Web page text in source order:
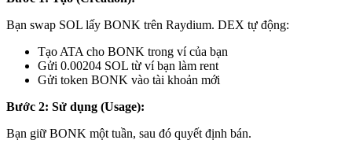
Bạn swap SOL lấy BONK trên Raydium. DEX tự động:
Tạo ATA cho BONK trong ví của bạn
Gửi 0.00204 SOL từ ví bạn làm rent
Gửi token BONK vào tài khoản mới
Bước 2: Sử dụng (Usage):
Bạn giữ BONK một tuần, sau đó quyết định bán.